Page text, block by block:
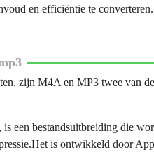
en efficiëntie te converteren.
zijn M4A en MP3 twee van
een bestandsuitbreiding die
is ontwikkeld door